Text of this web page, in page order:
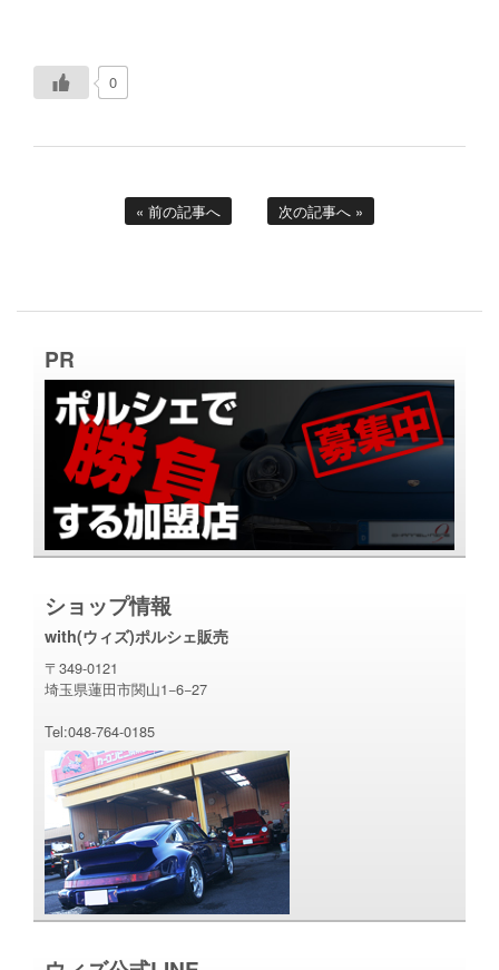
0
« 前の記事へ 次の記事へ »
PR
ショップ情報
with(ウィズ)ポルシェ販売
〒349-0121
埼玉県蓮田市関山1−6−27
Tel:048-764-0185